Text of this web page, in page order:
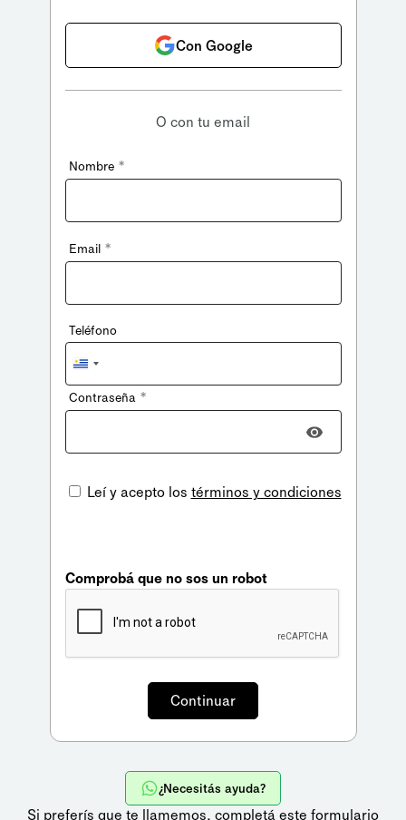
Con Google
O con tu email
Nombre *
Email *
Teléfono
Uruguay
+598
Contraseña *
Leí y acepto los términos y condiciones
Comprobá que no sos un robot
¿Necesitás ayuda?
Si preferís que te llamemos, completá este formulario